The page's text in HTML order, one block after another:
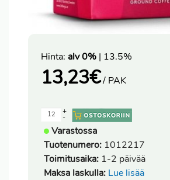
Hinta: alv 0% | 13.5%
13,23€/ PAK
-
+
Varastossa
Tuotenumero: 1012217
Toimitusaika: 1-2 päivää
Maksa laskulla: Lue lisää